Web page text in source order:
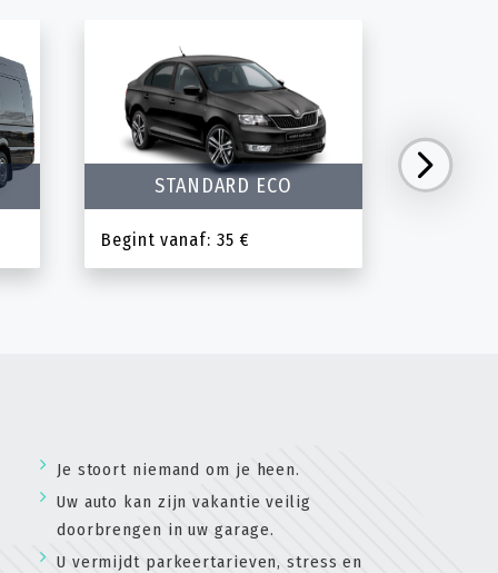
STANDARD ECO
Begint vanaf: 35 €
Je stoort niemand om je heen.
Uw auto kan zijn vakantie veilig
doorbrengen in uw garage.
U vermijdt parkeertarieven, stress en